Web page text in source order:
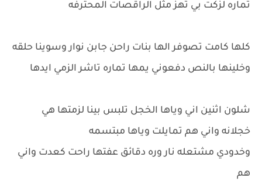
تماره لزكت بي تهز مثل الراقصات المحترفه
كلها كامت تصوفر الها بنات راحن جابن نوار وسوينا حلقه
وخلينها بالنص دفعوني يمها تماره تاشر الزمي ايدها
شلون اثنين اني وياها الخجل تلبس بينا لزمتها هي
خجلانه واني هم تمايلت وياها مبتسمه
وخدودي مشتعله نار وره دقائق عفتها راحت كعدت واني
هم